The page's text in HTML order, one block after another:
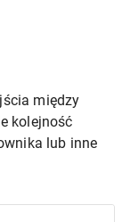
między
kolejność
lub inne